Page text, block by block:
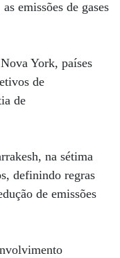
emissões de gases
York, países
de
de
na sétima
definindo regras
de emissões